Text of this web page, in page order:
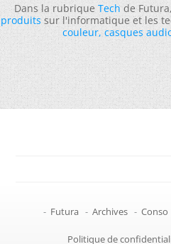
Dans la rubriqueTechde
produitssur l'informatique et les
couleur,casques
- Futura - Archives - Conso
Politique de